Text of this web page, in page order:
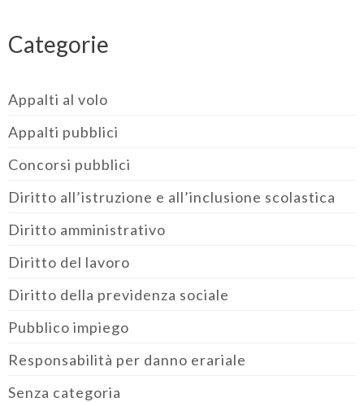
Categorie
Appalti al volo
Appalti pubblici
Concorsi pubblici
Diritto all’istruzione e all’inclusione scolastica
Diritto amministrativo
Diritto del lavoro
Diritto della previdenza sociale
Pubblico impiego
Responsabilità per danno erariale
Senza categoria